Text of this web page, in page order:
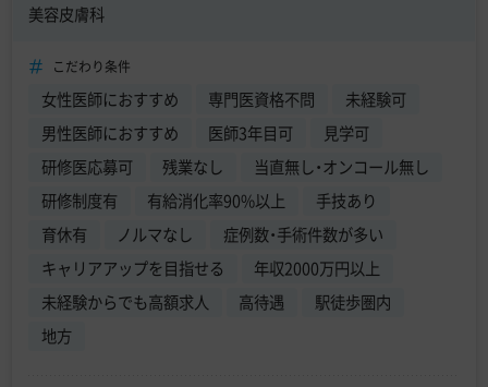
美容皮膚科
こだわり条件
女性医師におすすめ 専門医資格不問
未経験可
男性医師におすすめ
医師3年目可
見学可
研修医応募可
残業なし
当直無し・オンコール無し
研修制度有
有給消化率90%以上
手技あり
育休有
ノルマなし
症例数・手術件数が多い
キャリアアップを目指せる
年収2000万円以上
未経験からでも高額求人
高待遇
駅徒歩圏内
地方